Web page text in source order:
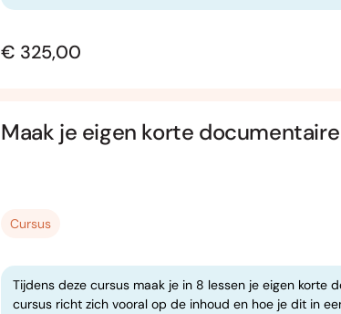
€ 325,00
Maak je eigen korte documentaire
Cursus
Tijdens deze cursus maak je in 8 lessen je eigen korte
cursus richt zich vooral op de inhoud en hoe je dit in